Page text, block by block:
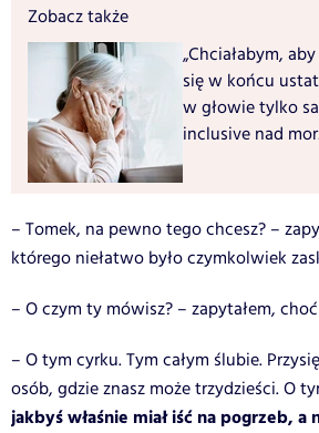
Zobacz także
„Chciałabym,
się w końcu
w głowie tylko
inclusive nad
– Tomek, na pewno tego chcesz? –
którego niełatwo było czymkolwiek
– O czym ty mówisz? – zapytałem,
– O tym cyrku. Tym całym ślubie.
osób, gdzie znasz może trzydzieści. O
jakbyś właśnie miał iść na pogrzeb, a